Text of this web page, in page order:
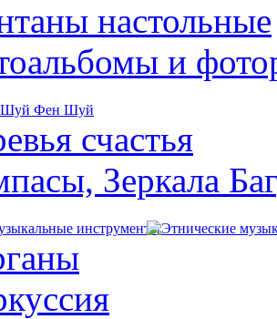
настольные
и
Фен Шуй
счастья
Зеркала